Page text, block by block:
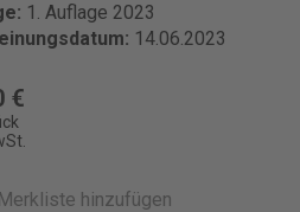
1. Auflage 2023
14.06.2023
€
hinzufügen